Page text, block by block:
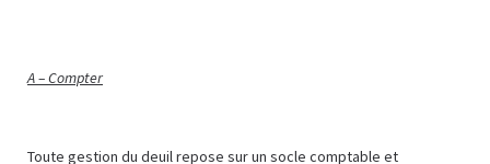
A – Compter
Toute gestion du deuil repose sur un socle comptable et